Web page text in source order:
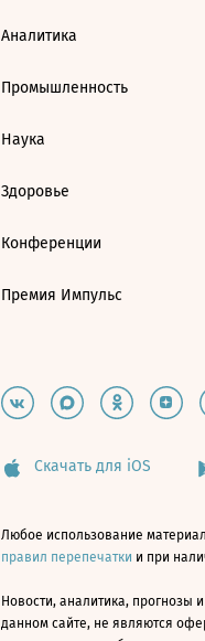
Аналитика
Промышленность
Наука
Здоровье
Конференции
Премия Импульс
Скачать для iOS
Любое использование
правил перепечатки и при
Новости, аналитика, прогнозы
данном сайте, не являются